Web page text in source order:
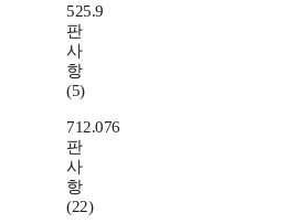
525.9
판
사
항
(5)
712.076
판
사
항
(22)